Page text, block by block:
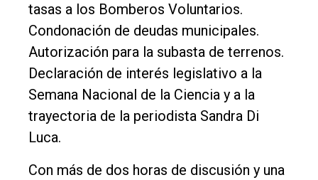
tasas a los Bomberos Voluntarios.
Condonación de deudas municipales.
Autorización para la subasta de terrenos.
Declaración de interés legislativo a la
Semana Nacional de la Ciencia y a la
trayectoria de la periodista Sandra Di
Luca.
Con más de dos horas de discusión y una